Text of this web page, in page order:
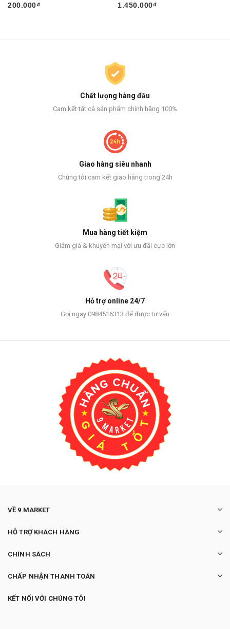
200.000₫
1.450.000₫
Chất lượng hàng đầu
Cam kết tất cả sản phẩm chính hãng 100%
Giao hàng siêu nhanh
Chúng tôi cam kết giao hàng trong 24h
Mua hàng tiết kiệm
Giảm giá & khuyến mại với ưu đãi cực lớn
Hỗ trợ online 24/7
Gọi ngay 0984516313 để được tư vấn
VỀ 9 MARKET
HỖ TRỢ KHÁCH HÀNG
CHÍNH SÁCH
CHẤP NHẬN THANH TOÁN
KẾT NỐI VỚI CHÚNG TÔI